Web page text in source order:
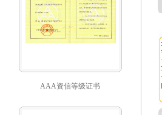
AAA资信等级证书